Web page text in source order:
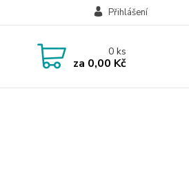
Přihlášení
0ks
za 0,00 Kč